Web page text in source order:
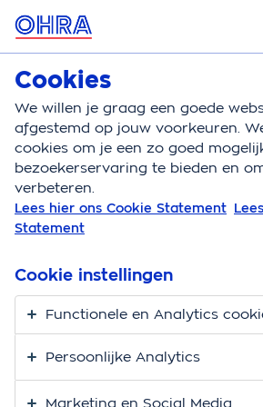
MENU
Huisdierenverzekering
Huisdierenverzekering
Vergoeding
onderzoek bij
huisdieren
Op basis van de uitkomsten van
onderzoek (een kweek) kan een
voorschrijven voor je huisdier.
Cookies
We willen je graag een goede
afgestemd op jouw voorkeuren.
cookies om je een zo goed
bezoekerservaring te bieden en
verbeteren.
Lees hier ons Cookie Statement
Statement
Cookie instellingen
Functionele en Analytics
Persoonlijke Analytics
Marketing en Social Media